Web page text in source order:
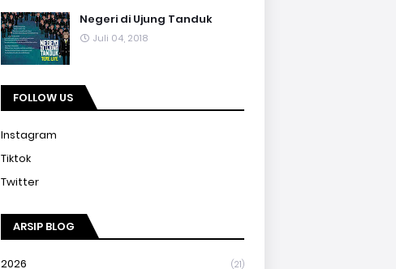
Negeri di Ujung Tanduk
Juli 04, 2018
FOLLOW US
Instagram
Tiktok
Twitter
ARSIP BLOG
2026 (21)